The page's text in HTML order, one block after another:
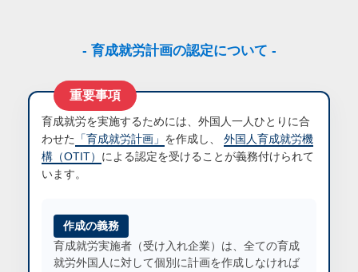
- 育成就労計画の認定について -
育成就労を実施するためには、外国人一人ひとりに合
わせた
「育成就労計画」 を作成し、 外国人育成就労機
構（OTIT） による認定を受けることが義務付けられて
います。
作成の義務
育成就労実施者（受け入れ企業）は、全ての育成
就労外国人に対して個別に計画を作成しなければ